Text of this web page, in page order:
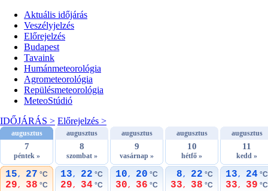
Aktuális időjárás
Veszélyjelzés
Előrejelzés
Budapest
Tavaink
Humánmeteorológia
Agrometeorológia
Repülésmeteorológia
MeteoStúdió
IDŐJÁRÁS > Előrejelzés >
augusztus
7
péntek »
15, 27 °C
29, 38 °C
augusztus
8
szombat »
13, 22 °C
29, 34 °C
augusztus
9
vasárnap »
10, 20 °C
30, 36 °C
augusztus
10
hétfő »
8, 22 °C
33, 38 °C
augusztus
11
kedd »
13, 24 °C
33, 39 °C